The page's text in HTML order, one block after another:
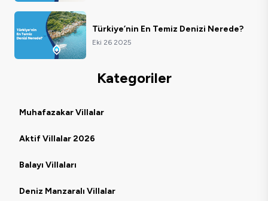
Türkiye’nin En Temiz Denizi Nerede?
Eki 26 2025
Kategoriler
Muhafazakar Villalar
Aktif Villalar 2026
Balayı Villaları
Deniz Manzaralı Villalar